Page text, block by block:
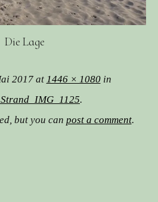
Die Lage
2017at 1446 × 1080in
.
but you can post a comment.